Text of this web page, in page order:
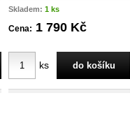
Skladem: 1 ks
Cena: 1 790 Kč
ks